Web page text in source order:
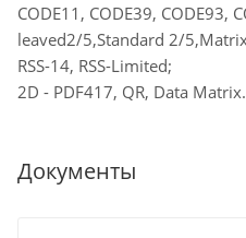
CODE11, CODE39, CODE93,
leaved2/5,Standard 2/5,Matrix
RSS-14, RSS-Limited;
2D - PDF417, QR, Data Matrix.
Документы